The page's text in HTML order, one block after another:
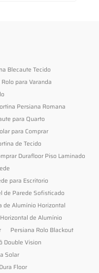
Blecaute Tecido
para Varanda
Persiana Romana
para Quarto
para Comprar
de Tecido
Durafloor Piso Laminado
para Escritorio
de Parede Sofisticado
de Alumínio Horizontal
de Alumínio
Persiana Rolo Blackout
Double Vision
Solar
Floor